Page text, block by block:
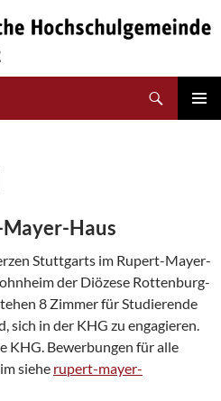
Haus
Stuttgarts im Rupert-Mayer-
der Diözese Rottenburg-
8 Zimmer für Studierende
sich in der KHG zu engagieren.
KHG. Bewerbungen für alle
siehe rupert-mayer-